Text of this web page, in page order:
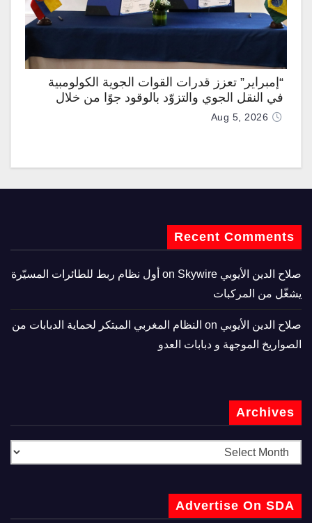
“إمبراير” تعزز قدرات القوات الجوية الكولومبية
في النقل الجوي والتزوّد بالوقود جوًا من خلال
تزويدها بطائرتي “كيه سي-390 ميلينيوم”
Aug 5, 2026
Recent Comments
صلاح الدين الأيوبي
Skywire أول نظام ربط للطائرات المسيّرة
يشغّل من المركبات
صلاح الدين الأيوبي
النظام المغربي المبتكر لحماية الدبابات من
الصواريخ الموجهة و دبابات العدو
Archives
Advertise On SDA